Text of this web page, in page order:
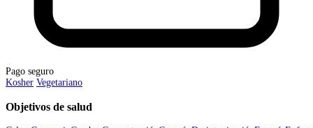
Pago seguro
Kosher Vegetariano
Objetivos de salud